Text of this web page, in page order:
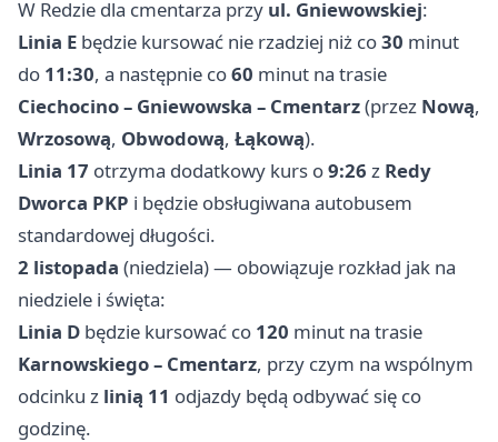
W Redzie dla cmentarza przy ul. Gniewowskiej:
Linia E będzie kursować nie rzadziej niż co30 minut
do 11:30, a następnie co60 minut na trasie
Ciechocino – Gniewowska – Cmentarz(przez Nową,
Wrzosową, Obwodową, Łąkową).
Linia 17 otrzyma dodatkowy kurs o9:26 z Redy
Dworca PKP i będzie obsługiwana autobusem
standardowej długości.
2 listopada (niedziela) — obowiązuje rozkład jak na
niedziele i święta:
Linia D będzie kursować co 120 minut na trasie
Karnowskiego – Cmentarz, przy czym na wspólnym
odcinku z linią 11 odjazdy będą odbywać się co
godzinę.